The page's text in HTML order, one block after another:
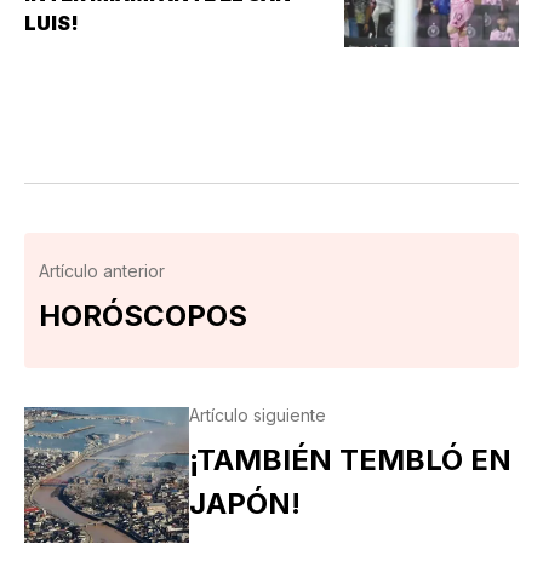
POBLANOS…
LUIS!
Artículo anterior
HORÓSCOPOS
Artículo siguiente
¡TAMBIÉN TEMBLÓ EN
JAPÓN!